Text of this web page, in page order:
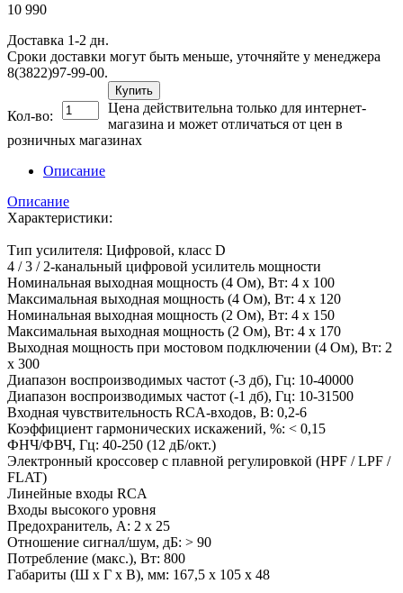
10 990
Доставка 1-2 дн.
Сроки доставки могут быть меньше, уточняйте у менеджера
8(3822)97-99-00.
Кол-во:
Купить
Цена действительна только для интернет-
магазина и может отличаться от цен в
розничных магазинах
Описание
Описание
Характеристики:
Тип усилителя: Цифровой, класс D
4 / 3 / 2-канальный цифровой усилитель мощности
Номинальная выходная мощность (4 Ом), Вт: 4 х 100
Максимальная выходная мощность (4 Ом), Вт: 4 х 120
Номинальная выходная мощность (2 Ом), Вт: 4 х 150
Максимальная выходная мощность (2 Ом), Вт: 4 х 170
Выходная мощность при мостовом подключении (4 Ом), Вт: 2
х 300
Диапазон воспроизводимых частот (-3 дб), Гц: 10-40000
Диапазон воспроизводимых частот (-1 дб), Гц: 10-31500
Входная чувствительность RCA-входов, В: 0,2-6
Коэффициент гармонических искажений, %: < 0,15
ФНЧ/ФВЧ, Гц: 40-250 (12 дБ/окт.)
Электронный кроссовер с плавной регулировкой (HPF / LPF /
FLAT)
Линейные входы RCA
Входы высокого уровня
Предохранитель, А: 2 х 25
Отношение сигнал/шум, дБ: > 90
Потребление (макс.), Вт: 800
Габариты (Ш х Г х В), мм: 167,5 х 105 x 48